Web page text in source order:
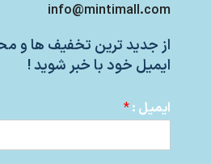
info@mintimall.com
از جدید ترین تخفیف ها و
ایمیل خود با خبر شوید !
ایمیل :*